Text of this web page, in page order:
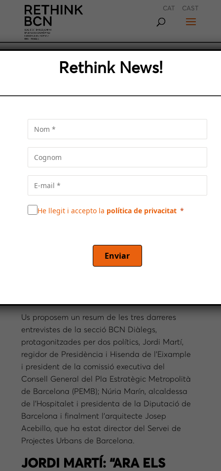
CAT CAST
LA BARCELONA
METROPOLITANA A EXAMEN:
TRES PERSPECTIVES
expliquen la seva visió de la Barcelona
Metropolitana i reflexionen sobre els seus
reptes.
Us proposem un resum de les tres darreres
entrevistes de la secció BCN Diàlegs,
protagonitzades per dos polítics, Jordi Martí,
regidor de Presidència i Hisenda de l’Eixample
i president de la comissió executiva del
Consell General del Pla Estratègic Metropolità
de Barcelona (PEMB); Núria Marín, alcaldessa
de l’Hospitalet i presidenta de la Diputació de
Barcelona i finalment l’arquitecte Josep
Acebillo, que ha estat director del Servei de
Projectes Urbans de Barcelona.
JORDI MARTÍ: “ARA ELS
Rethink News!
He llegit i accepto la política de privacitat
Enviar